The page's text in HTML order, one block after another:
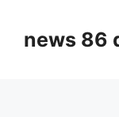
contentnews 86